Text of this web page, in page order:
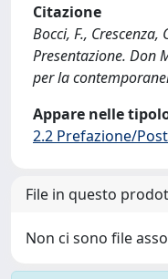
Citazione
Bocci, F.,
Presentazione. Don
per la
Appare nelle
2.2 Prefazione/
File in questo
Non ci sono file